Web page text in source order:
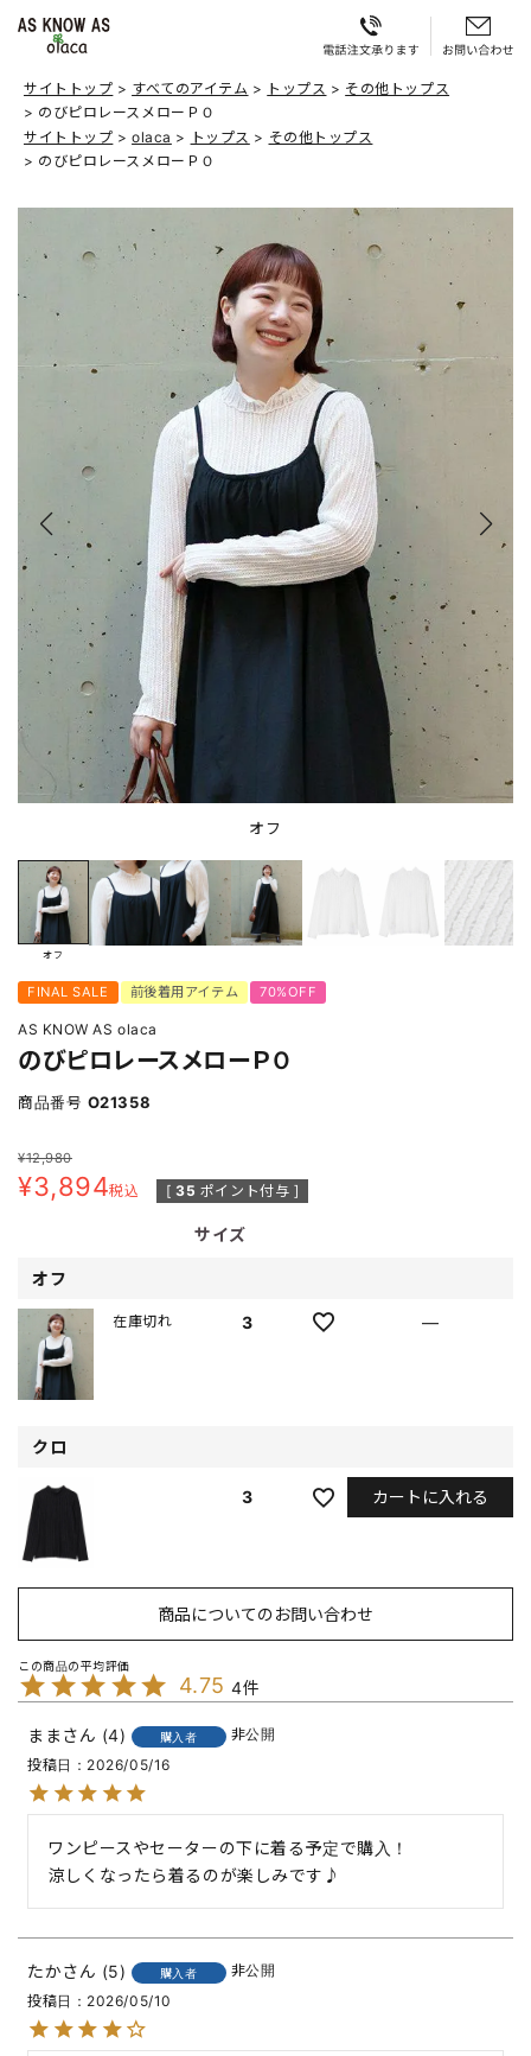
サイトトップ すべてのアイテム トップス
その他トップス
のびピロレースメローＰＯ
サイトトップ
olaca トップス
その他トップス
のびピロレースメローＰＯ
オフ
オフ
FINAL SALE 前後着用アイテム 70%OFF
AS KNOW AS olaca
のびピロレースメローＰＯ
商品番号 O21358
¥12,980
¥3,894税込 [ 35 ポイント付与 ]
サイズ
オフ
3
在庫切れ —
クロ
3 カートに入れる
商品についてのお問い合わせ
4.75 4
まま 4 購入者
非公開
投稿日
2026/05/16
ワンピースやセーターの下に着る予定で購入！
涼しくなったら着るのが楽しみです♪
たか 5 購入者
非公開
投稿日
2026/05/10